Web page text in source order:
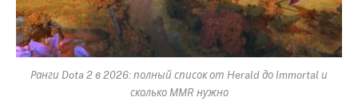
Ранги Dota 2 в 2026: полный список от Herald до Immortal и
сколько MMR нужно